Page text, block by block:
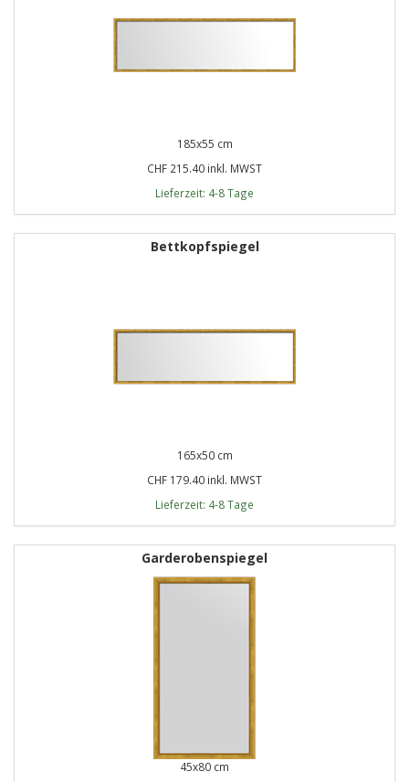
185x55 cm
CHF 215.40 inkl. MWST
Lieferzeit: 4-8 Tage
Bettkopfspiegel
165x50 cm
CHF 179.40 inkl. MWST
Lieferzeit: 4-8 Tage
Garderobenspiegel
45x80 cm